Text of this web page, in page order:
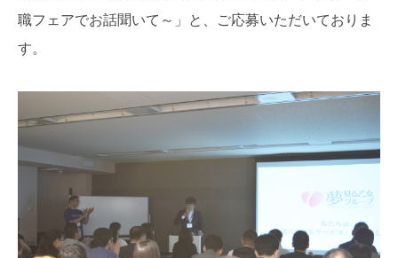
職フェアでお話聞いて～」と、ご応募いただいておりま
す。